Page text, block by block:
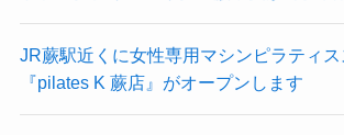
JR蕨駅近くに女性専用マシンピラティ
『pilates K 蕨店』がオープンします